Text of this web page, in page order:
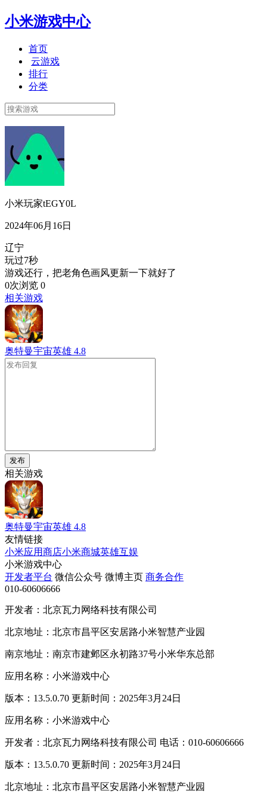
小米游戏中心
首页
云游戏
排行
分类
小米玩家tEGY0L
2024年06月16日
辽宁
玩过7秒
游戏还行，把老角色画风更新一下就好了
0次浏览 0
相关游戏
奥特曼宇宙英雄 4.8
发布
相关游戏
奥特曼宇宙英雄 4.8
友情链接
小米应用商店小米商城英雄互娱
小米游戏中心
开发者平台 微信公众号 微博主页 商务合作
010-60606666
开发者：北京瓦力网络科技有限公司
北京地址：北京市昌平区安居路小米智慧产业园
南京地址：南京市建邺区永初路37号小米华东总部
应用名称：小米游戏中心
版本：13.5.0.70 更新时间：2025年3月24日
应用名称：小米游戏中心
开发者：北京瓦力网络科技有限公司 电话：010-60606666
版本：13.5.0.70 更新时间：2025年3月24日
北京地址：北京市昌平区安居路小米智慧产业园